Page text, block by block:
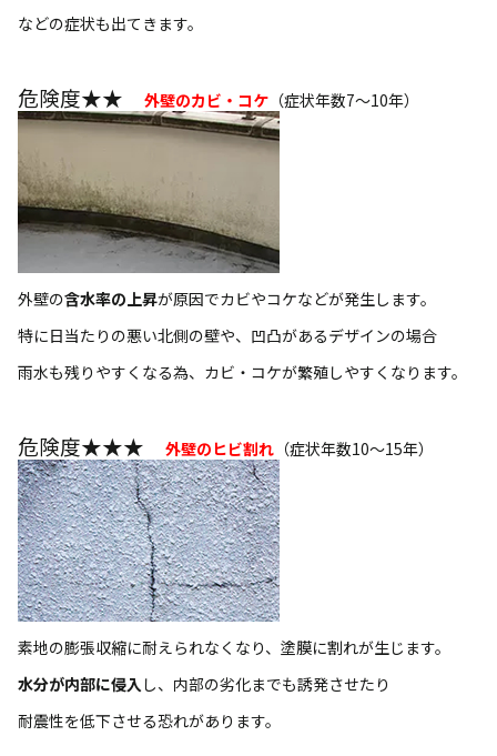
などの症状も出てきます。
危険度★★ 外壁のカビ・コケ （症状年数7～10年）
外壁の含水率の上昇が原因でカビやコケなどが発生します。
特に日当たりの悪い北側の壁や、凹凸があるデザインの場合
雨水も残りやすくなる為、カビ・コケが繁殖しやすくなります。
危険度★★★ 外壁のヒビ割れ （症状年数10～15年）
素地の膨張収縮に耐えられなくなり、塗膜に割れが生じます。
水分が内部に侵入 し、内部の劣化までも誘発させたり
耐震性を低下させる恐れがあります。